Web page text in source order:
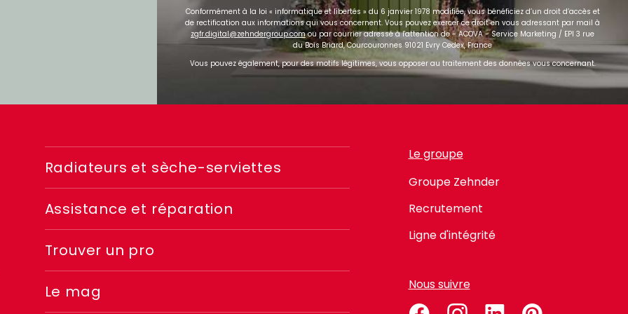
Conformément à la loi « informatique et libertés » du 6 janvier 1978 modifiée, vous bénéficiez d’un droit d’accès et
de rectification aux informations qui vous concernent. Vous pouvez exercer ce droit en vous adressant par mail à
zgfr.digital@zehndergroup.comou par courrier adressé à l'attention de - ACOVA - Service Marketing / EPI 3 rue
du Bois Briard, Courcouronnes 91021 Evry Cedex, France
Vous pouvez également, pour des motifs légitimes, vous opposer au traitement des données vous concernant.
Menu
footer
2
Radiateurs et sèche-serviettes
Assistance et réparation
Trouver un pro
Le mag
Le groupe
Groupe Zehnder
Recrutement
Ligne d'intégrité
Nous suivre